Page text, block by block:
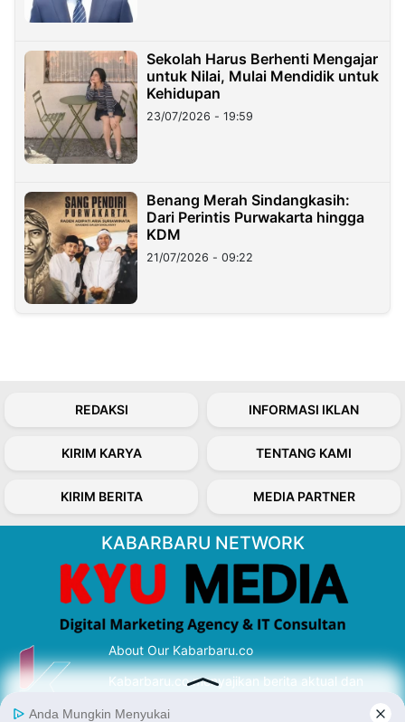
Sekolah Harus Berhenti Mengajar
untuk Nilai, Mulai Mendidik untuk
Kehidupan
23/07/2026 - 19:59
Benang Merah Sindangkasih:
Dari Perintis Purwakarta hingga
KDM
21/07/2026 - 09:22
REDAKSI INFORMASI IKLAN
KIRIM KARYA TENTANG KAMI
KIRIM BERITA MEDIA PARTNER
KABARBARU NETWORK
About Our Kabarbaru.co
Kabarbaru.co menyajikan berita aktual dan
serta terverifikasi dari sumber yang tepat.